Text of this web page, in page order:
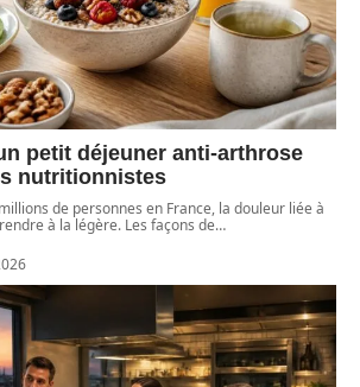
petit déjeuner anti-arthrose
nutritionnistes
de personnes en France, la douleur liée à
à la légère. Les façons de…